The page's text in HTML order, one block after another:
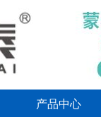
产品中心